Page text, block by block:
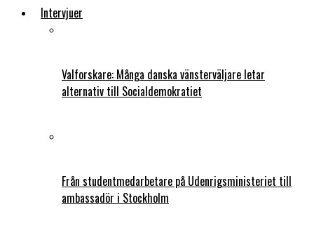
Intervjuer
Valforskare: Många danska vänsterväljare letar
alternativ till Socialdemokratiet
Från studentmedarbetare på Udenrigsministeriet till
ambassadör i Stockholm